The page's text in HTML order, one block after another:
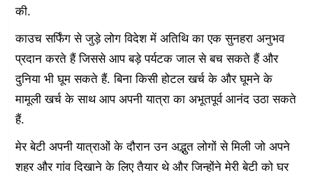
की.
काउच सर्फिंग से जुड़े लोग विदेश में अतिथि का एक सुनहरा अनुभव
प्रदान करते हैं जिससे आप बड़े पर्यटक जाल से बच सकते हैं और
दुनिया भी घूम सकते हैं. बिना किसी होटल खर्च के और घूमने के
मामूली खर्च के साथ आप अपनी यात्रा का अभूतपूर्व आनंद उठा सकते
हैं.
मेर बेटी अपनी यात्राओं के दौरान उन अद्भुत लोगों से मिली जो अपने
शहर और गांव दिखाने के लिए तैयार थे और जिन्होंने मेरी बेटी को घर